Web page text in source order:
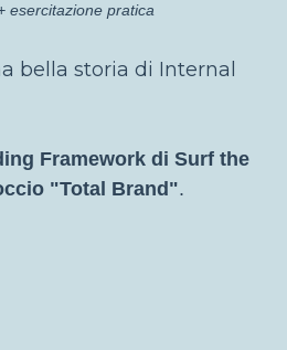
esercitazione pratica
bella storia di Internal
Framework di Surf the
"Total Brand".